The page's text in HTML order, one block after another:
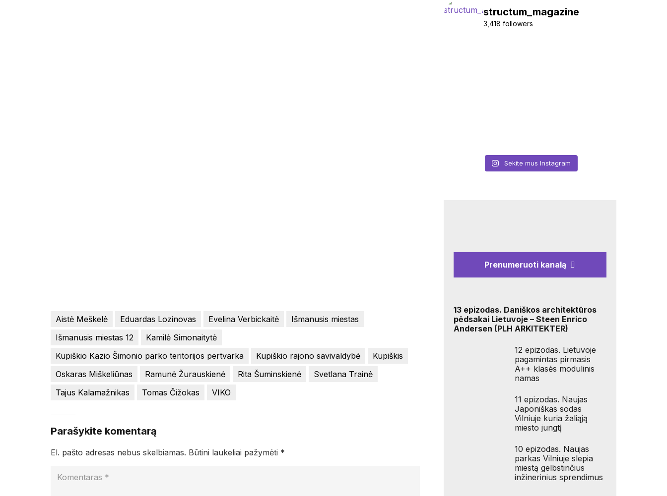
Aistė Meškelė Eduardas Lozinovas Evelina Verbickaitė
Išmanusis miestas
Išmanusis miestas 12
Kamilė Simonaitytė
Kupiškio Kazio Šimonio parko teritorijos pertvarka
Kupiškio rajono savivaldybė
Kupiškis
Oskaras Miškeliūnas
Ramunė Žurauskienė Rita Šuminskienė
Svetlana Trainė
Tajus Kalamažnikas
Tomas Čižokas VIKO
Parašykite komentarą
El. pašto adresas nebus skelbiamas. Būtini laukeliai pažymėti *
structum_magazine
3,418 followers
Sekite mus Instagram
Prenumeruoti kanalą
13 epizodas. Daniškos architektūros
pėdsakai Lietuvoje – Steen Enrico
Andersen (PLH ARKITEKTER)
12 epizodas. Lietuvoje
pagamintas pirmasis
A++ klasės modulinis
namas
11 epizodas. Naujas
Japoniškas sodas
Vilniuje kuria žaliąją
miesto jungtį
10 epizodas. Naujas
parkas Vilniuje slepia
miestą gelbstinčius
inžinerinius sprendimus